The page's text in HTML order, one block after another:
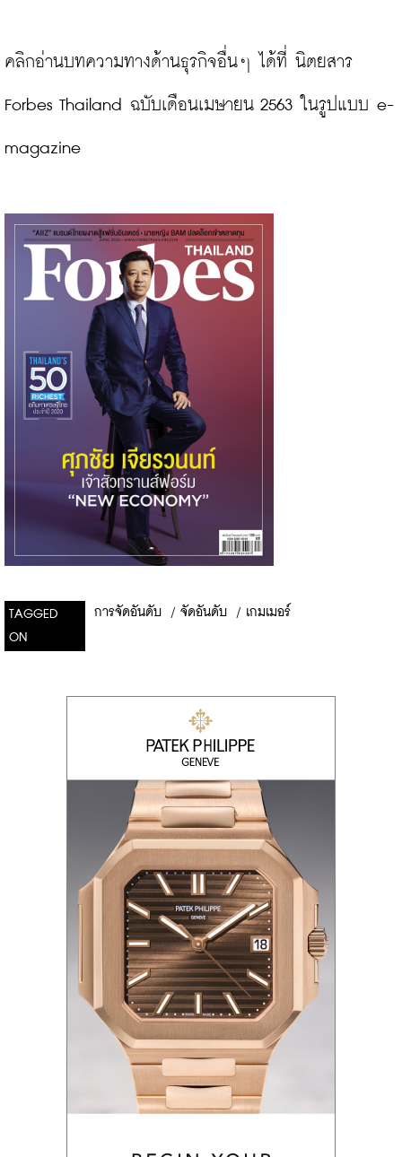
คลิกอ่านบทความทางด้านธุรกิจอื่นๆ ได้ที่ นิตยสาร
Forbes Thailand ฉบับเดือนเมษายน 2563 ในรูปแบบ e-
magazine
TAGGED
ON
การจัดอันดับ / จัดอันดับ / เกมเมอร์